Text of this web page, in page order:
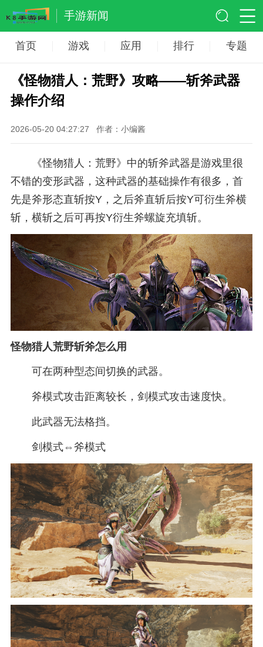
手游新闻
首页 游戏 应用 排行 专题
《怪物猎人：荒野》攻略——斩斧武器
操作介绍
2026-05-20 04:27:27 作者：小编酱
《怪物猎人：荒野》中的斩斧武器是游戏里很
不错的变形武器，这种武器的基础操作有很多，首
先是斧形态直斩按Y，之后斧直斩后按Y可衍生斧横
斩，横斩之后可再按Y衍生斧螺旋充填斩。
怪物猎人荒野斩斧怎么用
可在两种型态间切换的武器。
斧模式攻击距离较长，剑模式攻击速度快。
此武器无法格挡。
剑模式⇔斧模式